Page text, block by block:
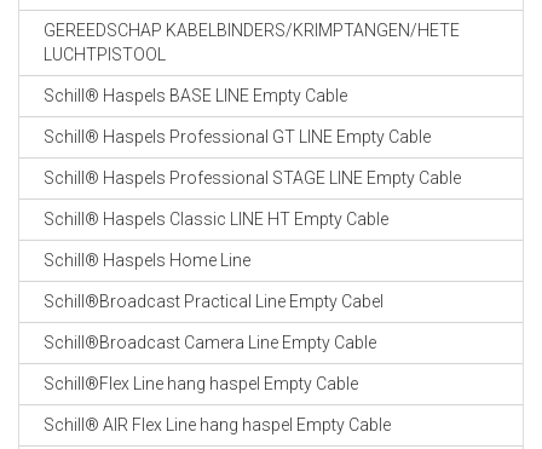
GEREEDSCHAP KABELBINDERS/KRIMPTANGEN/HETE
LUCHTPISTOOL
Schill® Haspels BASE LINE Empty Cable
Schill® Haspels Professional GT LINE Empty Cable
Schill® Haspels Professional STAGE LINE Empty Cable
Schill® Haspels Classic LINE HT Empty Cable
Schill® Haspels Home Line
Schill®Broadcast Practical Line Empty Cabel
Schill®Broadcast Camera Line Empty Cable
Schill®Flex Line hang haspel Empty Cable
Schill® AIR Flex Line hang haspel Empty Cable